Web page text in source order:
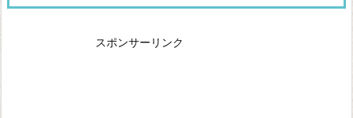
スポンサーリンク